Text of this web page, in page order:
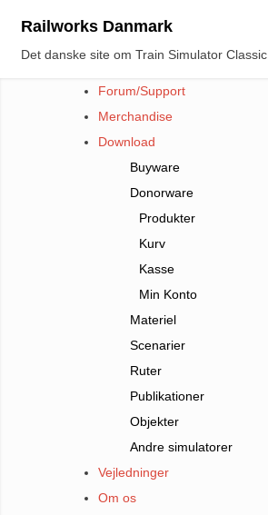
content
Railworks Danmark
Det danske site om Train Simulator Classic
Forum/Support
Merchandise
Download
Buyware
Donorware
Produkter
Kurv
Kasse
Min Konto
Materiel
Scenarier
Ruter
Publikationer
Objekter
Andre simulatorer
Vejledninger
Om os